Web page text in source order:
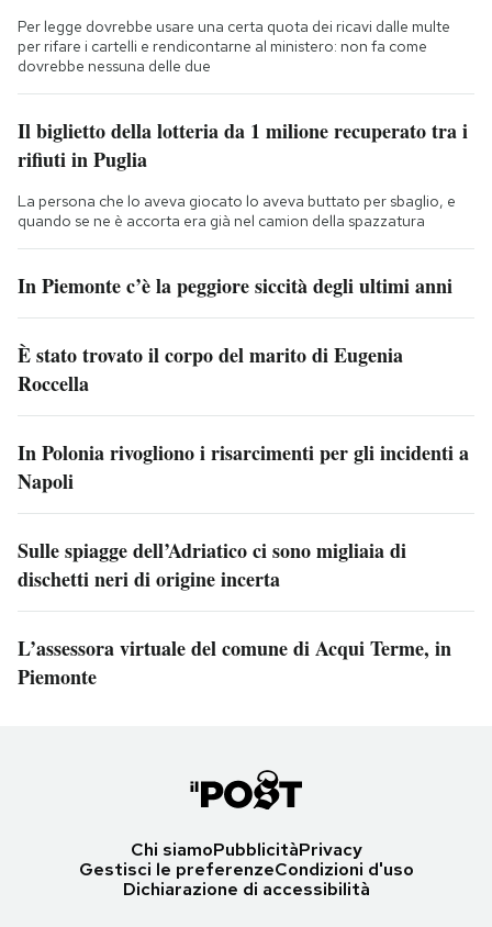
Per legge dovrebbe usare una certa quota dei ricavi dalle multe
per rifare i cartelli e rendicontarne al ministero: non fa come
dovrebbe nessuna delle due
Il biglietto della lotteria da 1 milione recuperato tra i
rifiuti in Puglia
La persona che lo aveva giocato lo aveva buttato per sbaglio, e
quando se ne è accorta era già nel camion della spazzatura
In Piemonte c’è la peggiore siccità degli ultimi anni
È stato trovato il corpo del marito di Eugenia
Roccella
In Polonia rivogliono i risarcimenti per gli incidenti a
Napoli
Sulle spiagge dell’Adriatico ci sono migliaia di
dischetti neri di origine incerta
L’assessora virtuale del comune di Acqui Terme, in
Piemonte
Chi siamoPubblicitàPrivacy
Gestisci le preferenzeCondizioni d'uso
Dichiarazione di accessibilità